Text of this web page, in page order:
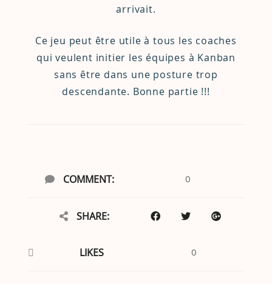
arrivait.
Ce jeu peut être utile à tous les coaches
qui veulent initier les équipes à Kanban
sans être dans une posture trop
descendante. Bonne partie !!!
COMMENT: 0
SHARE:
LIKES 0